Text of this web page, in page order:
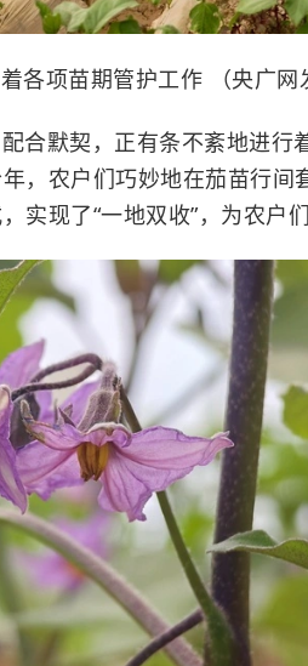
各项苗期管护工作 （央广网
合默契，正有条不紊地进行
，农户们巧妙地在茄苗行间
实现了“一地双收”，为农户